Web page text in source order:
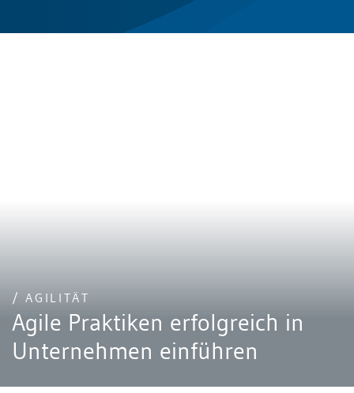
/ AGILITÄT
Agile Praktiken erfolgreich in
Unternehmen einführen